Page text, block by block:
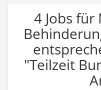
4 Jobs
"Teilzeit